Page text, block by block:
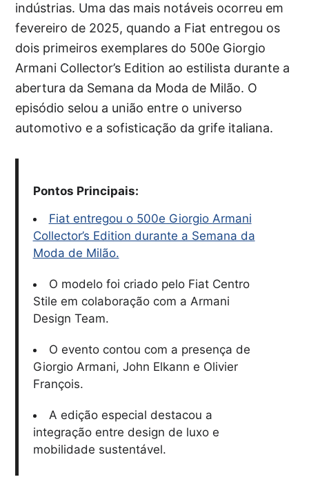
indústrias. Uma das mais notáveis ocorreu em
fevereiro de 2025, quando a Fiat entregou os
dois primeiros exemplares do 500e Giorgio
Armani Collector’s Edition ao estilista durante a
abertura da Semana da Moda de Milão. O
episódio selou a união entre o universo
automotivo e a sofisticação da grife italiana.
Pontos Principais:
Fiat entregou o 500e Giorgio Armani
Collector’s Edition durante a Semana da
Moda de Milão.
O modelo foi criado pelo Fiat Centro
Stile em colaboração com a Armani
Design Team.
O evento contou com a presença de
Giorgio Armani, John Elkann e Olivier
François.
A edição especial destacou a
integração entre design de luxo e
mobilidade sustentável.